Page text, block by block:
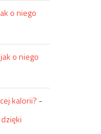
o niego
o niego
kalorii? -